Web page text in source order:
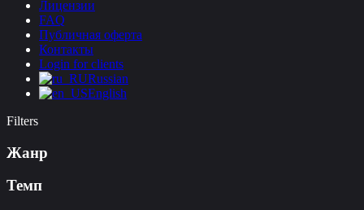
Лицензии
FAQ
Публичная оферта
Контакты
Login for clients
Russian
English
Filters
Жанр
Темп